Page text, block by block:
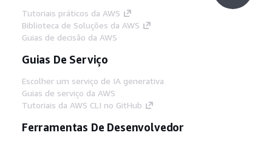
Tutoriais práticos da AWS
Biblioteca de Soluções da AWS
Guias de decisão da AWS
Guias De Serviço
Escolher um serviço de IA generativa
Guias de serviço da AWS
Tutoriais da AWS CLI no GitHub
Ferramentas De Desenvolvedor